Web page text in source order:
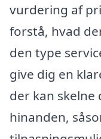
vurdering af
forstå, hvad
den type
give dig en
der kan
hinanden,